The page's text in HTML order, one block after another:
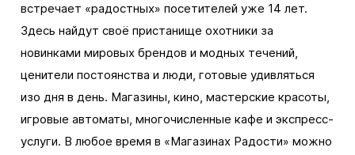
встречает «радостных» посетителей уже 14 лет.
Здесь найдут своё пристанище охотники за
новинками мировых брендов и модных течений,
ценители постоянства и люди, готовые удивляться
изо дня в день. Магазины, кино, мастерские красоты,
игровые автоматы, многочисленные кафе и экспресс-
услуги. В любое время в «Магазинах Радости» можно